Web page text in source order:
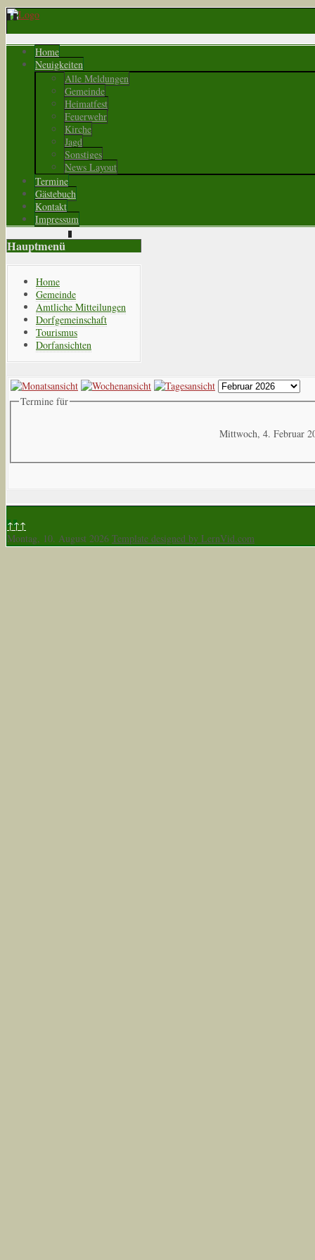
Home
Neuigkeiten
Alle Meldungen
Gemeinde
Heimatfest
Feuerwehr
Kirche
Jagd
Sonstiges
News Layout
Termine
Gästebuch
Kontakt
Impressum
Hauptmenü
Home
Gemeinde
Amtliche Mitteilungen
Dorfgemeinschaft
Tourismus
Dorfansichten
Termine für
Mittwoch, 4. Februar
↑↑↑
Montag, 10. August 2026 Template designed by LernVid.com